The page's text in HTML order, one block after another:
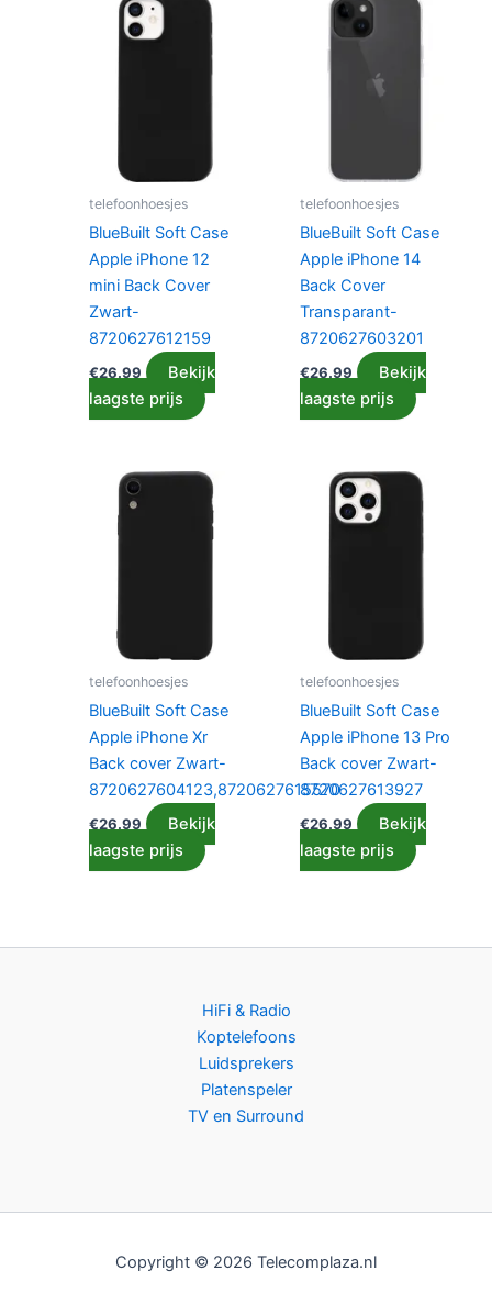
telefoonhoesjes
BlueBuilt Soft Case
Apple iPhone 12
mini Back Cover
Zwart-
8720627612159
€26.99
Bekijk
laagste prijs
telefoonhoesjes
BlueBuilt Soft Case
Apple iPhone 14
Back Cover
Transparant-
8720627603201
€26.99
Bekijk
laagste prijs
telefoonhoesjes
BlueBuilt Soft Case
Apple iPhone Xr
Back cover Zwart-
8720627604123,8720627615570
€26.99
Bekijk
laagste prijs
telefoonhoesjes
BlueBuilt Soft Case
Apple iPhone 13 Pro
Back cover Zwart-
8720627613927
€26.99
Bekijk
laagste prijs
HiFi & Radio
Koptelefoons
Luidsprekers
Platenspeler
TV en Surround
Copyright © 2026 Telecomplaza.nl